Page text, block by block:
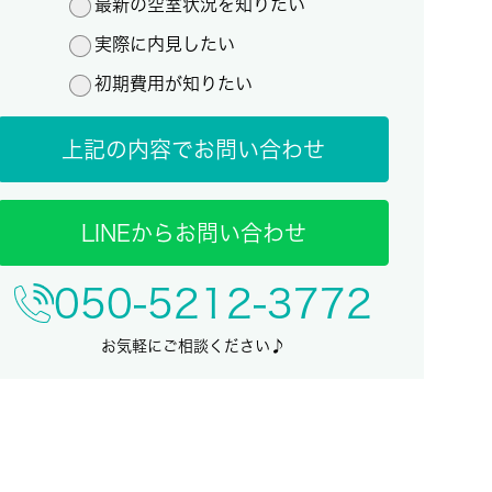
最新の空室状況を知りたい
実際に内見したい
初期費用が知りたい
上記の内容でお問い合わせ
LINEからお問い合わせ
050-5212-3772
お気軽にご相談ください♪